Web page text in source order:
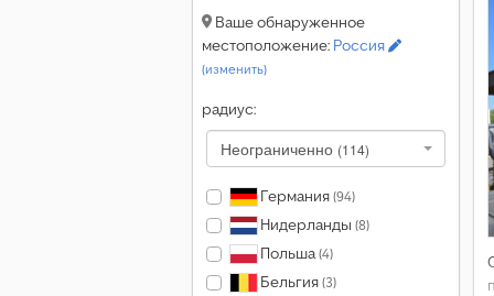
Ваше обнаруженное
местоположение: Россия
(изменить)
радиус:
Неограниченно (114)
Германия(94)
Нидерланды (8)
Польша(4)
Бельгия(3)